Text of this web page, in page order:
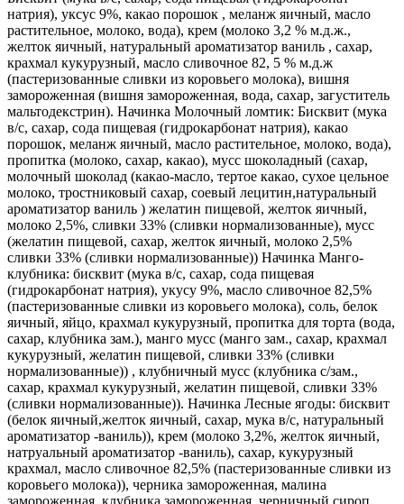
натрия), уксус 9%, какао порошок , меланж яичный, масло
растительное, молоко, вода), крем (молоко 3,2 % м.д.ж.,
желток яичный, натуральный ароматизатор ваниль , сахар,
крахмал кукурузный, масло сливочное 82, 5 % м.д.ж
(пастеризованные сливки из коровьего молока), вишня
замороженная (вишня замороженная, вода, сахар, загуститель
мальтодекстрин). Начинка Молочный ломтик: Бисквит (мука
в/с, сахар, сода пищевая (гидрокарбонат натрия), какао
порошок, меланж яичный, масло растительное, молоко, вода),
пропитка (молоко, сахар, какао), мусс шоколадный (сахар,
молочный шоколад (какао-масло, тертое какао, сухое цельное
молоко, тростниковый сахар, соевый лецитин,натуральный
ароматизатор ваниль ) желатин пищевой, желток яичный,
молоко 2,5%, сливки 33% (сливки нормализованные), мусс
(желатин пищевой, сахар, желток яичный, молоко 2,5%
сливки 33% (сливки нормализованные)) Начинка Манго-
клубника: бисквит (мука в/с, сахар, сода пищевая
(гидрокарбонат натрия), укусу 9%, масло сливочное 82,5%
(пастеризованные сливки из коровьего молока), соль, белок
яичный, яйцо, крахмал кукурузный, пропитка для торта (вода,
сахар, клубника зам.), манго мусс (манго зам., сахар, крахмал
кукурузный, желатин пищевой, сливки 33% (сливки
нормализованные)) , клубничный мусс (клубника с/зам.,
сахар, крахмал кукурузный, желатин пищевой, сливки 33%
(сливки нормализованные)). Начинка Лесные ягоды: бисквит
(белок яичный,желток яичный, сахар, мука в/с, натуральный
ароматизатор -ваниль)), крем (молоко 3,2%, желток яичный,
натруальный ароматизатор -ваниль), сахар, кукурузный
крахмал, масло сливочное 82,5% (пастеризованные сливки из
коровьего молока)), черника замороженная, малина
замороженная, клубника замороженная, черничный сироп